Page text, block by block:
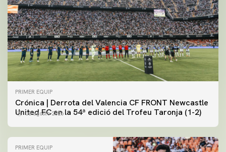
PRIMER EQUIP
Crónica | Derrota del Valencia CF FRONT Newcastle
United FC en la 54ª edició del Trofeu Taronja (1-2)
08 agosto 2026
PRIMER EQUIP